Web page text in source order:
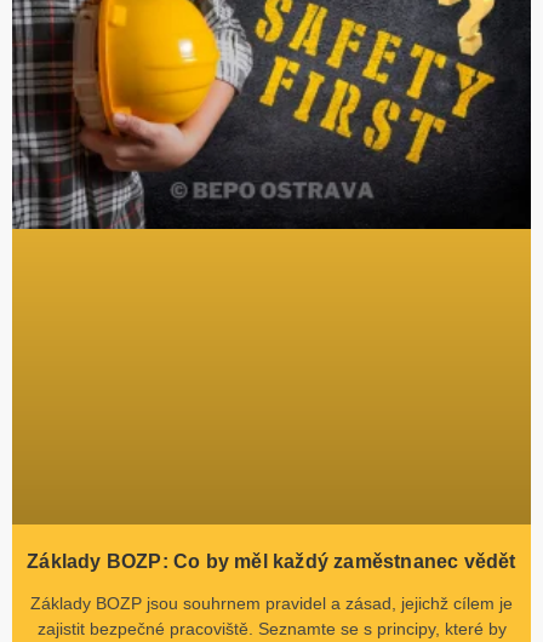
Základy BOZP: Co by měl každý zaměstnanec vědět
Základy BOZP jsou souhrnem pravidel a zásad, jejichž cílem je
zajistit bezpečné pracoviště. Seznamte se s principy, které by